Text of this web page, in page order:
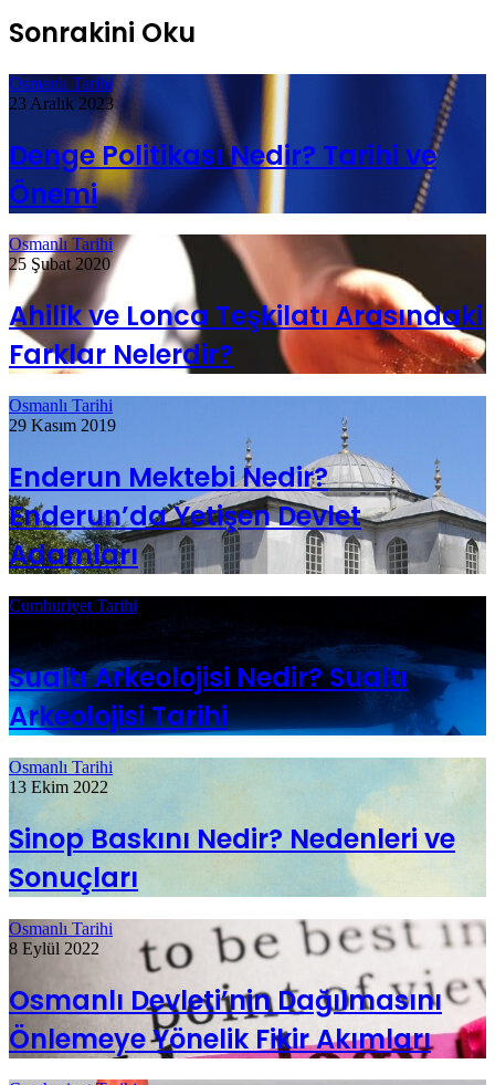
Sonrakini Oku
Osmanlı Tarihi
23 Aralık 2023
Denge Politikası Nedir? Tarihi ve
Önemi
Osmanlı Tarihi
25 Şubat 2020
Ahilik ve Lonca Teşkilatı Arasındaki
Farklar Nelerdir?
Osmanlı Tarihi
29 Kasım 2019
Enderun Mektebi Nedir?
Enderun’da Yetişen Devlet
Adamları
Cumhuriyet Tarihi
Sualtı Arkeolojisi Nedir? Sualtı
Arkeolojisi Tarihi
Osmanlı Tarihi
13 Ekim 2022
Sinop Baskını Nedir? Nedenleri ve
Sonuçları
Osmanlı Tarihi
8 Eylül 2022
Osmanlı Devleti’nin Dağılmasını
Önlemeye Yönelik Fikir Akımları